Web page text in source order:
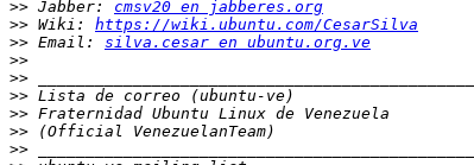
>> Jabber: cmsv20 en jabberes.org
>> Wiki: https://wiki.ubuntu.com/CesarSilva
>> Email: silva.cesar en ubuntu.org.ve
>>
>>
>>
>>
>>
>>